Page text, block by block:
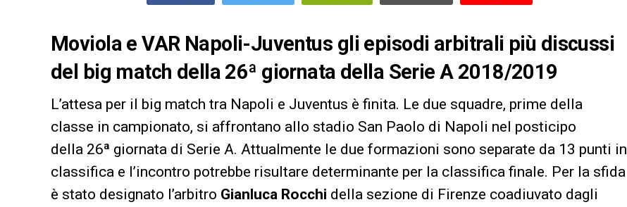
Moviola e VAR Napoli-Juventus gli episodi arbitrali più discussi
del big match della 26ª giornata della Serie A 2018/2019
L’attesa per il big match tra Napoli e Juventus è finita. Le due squadre, prime della
classe in campionato, si affrontano allo stadio San Paolo di Napoli nel posticipo
della 26ª giornata di Serie A. Attualmente le due formazioni sono separate da 13 punti in
classifica e l’incontro potrebbe risultare determinante per la classifica finale. Per la sfida
è stato designato l’arbitro Gianluca Rocchi della sezione di Firenze coadiuvato dagli